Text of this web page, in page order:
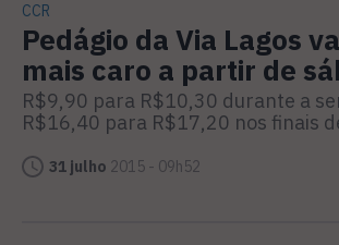
CCR
Pedágio da Via Lagos
mais caro a partir de
R$9,90 para R$10,30 durante a
R$16,40 para R$17,20 nos finais
31 julho 2015 - 09h52